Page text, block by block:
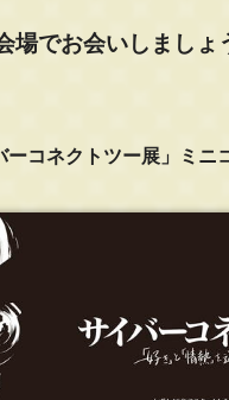
場でお会いしましょ
コネクトツー展」ミニ